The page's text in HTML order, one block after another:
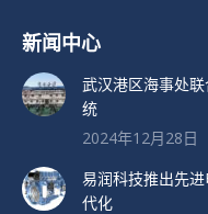
新闻中心
武汉港区海事处联
统
2024年12月28日
易润科技推出先
代化